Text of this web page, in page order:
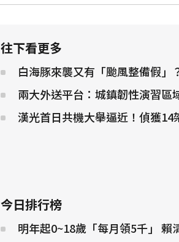
往下看更多
白海豚來襲又有「颱風整備假」
兩大外送平台：城鎮韌性演習區
漢光首日共機大舉逼近！偵獲14
今日排行榜
明年起0~18歲「每月領5千」 賴